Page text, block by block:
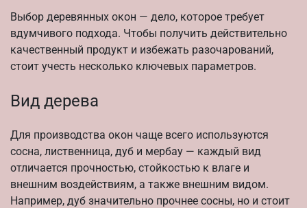
Выбор деревянных окон — дело, которое требует
вдумчивого подхода. Чтобы получить действительно
качественный продукт и избежать разочарований,
стоит учесть несколько ключевых параметров.
Вид дерева
Для производства окон чаще всего используются
сосна, лиственница, дуб и мербау — каждый вид
отличается прочностью, стойкостью к влаге и
внешним воздействиям, а также внешним видом.
Например, дуб значительно прочнее сосны, но и стоит